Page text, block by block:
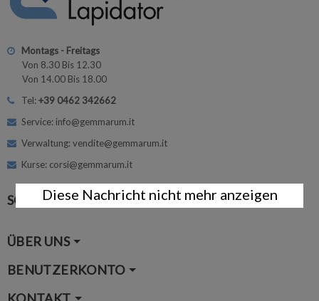
Montags - Freitags
Von 8.30 Bis 12.30
Von 14.00 Bis 18.00
Tel:+39 0462 342662
Service: info@gemmarum.it
Verwaltung: vendite@gemmarum.it
Kurse: corsi@gemmarum.it
SOCIAL MEDIA
ÜBER UNS
BENUTZERKONTO
Diese Nachricht nicht mehr anzeigen